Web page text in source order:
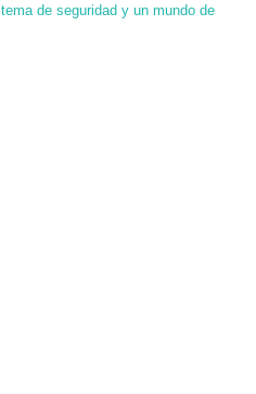
de seguridad y un mundo de